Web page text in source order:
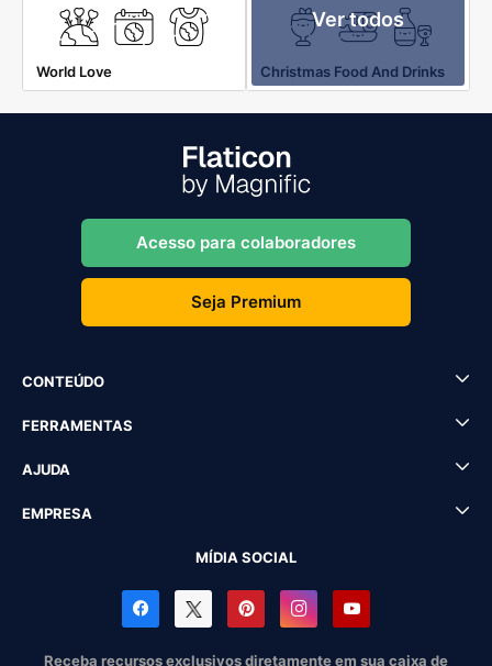
World Love
Ver todos
Christmas Food And Drinks
Acesso para colaboradores
Seja Premium
CONTEÚDO
FERRAMENTAS
AJUDA
EMPRESA
MÍDIA SOCIAL
Receba recursos exclusivos diretamente em sua caixa de